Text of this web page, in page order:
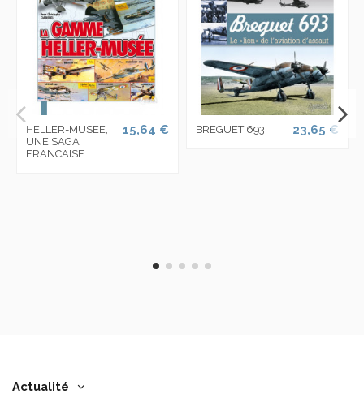
HELLER-MUSEE,
UNE SAGA
FRANCAISE
15,64 € BREGUET 693 23,65 €
Actualité